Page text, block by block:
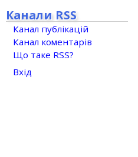
Канали RSS
Канал публікацій
Канал коментарів
Що таке RSS?
Вхід